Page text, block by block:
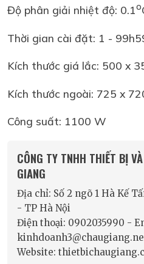
Độ phân giải nhiệt độ: 0.1o
Thời gian cài đặt: 1 -
Kích thước giá lắc: 500 x
Kích thước ngoài: 725 x
Công suất: 1100 W
CÔNG TY TNHH THIẾT BỊ
GIANG
Địa chỉ: Số 2 ngõ 1 Hà Kế
- TP Hà Nội
Điện thoại: 0902035990 -
Website: